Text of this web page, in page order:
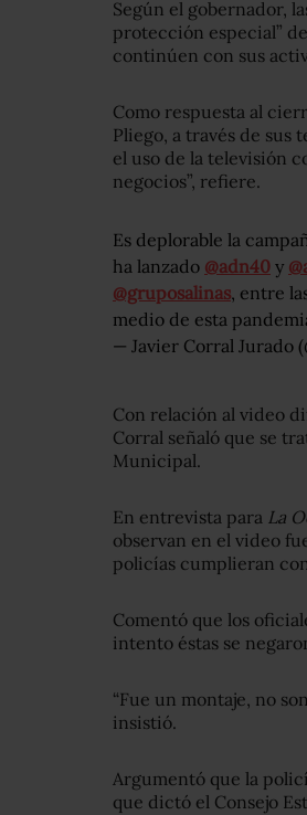
Según el gobernador,
protección especial”
continúen con sus
Como respuesta al
Pliego, a través de sus
el uso de la televisión
negocios”, refiere.
Es deplorable la
ha lanzado @adn40 y
@gruposalinas, entre
medio de esta
— Javier Corral Jurado
Con relación al video
Corral señaló que se
Municipal.
En entrevista para La
observan en el video
policías cumplieran
Comentó que los
intento éstas se
“Fue un montaje, no
insistió.
Argumentó que la
que dictó el Consejo